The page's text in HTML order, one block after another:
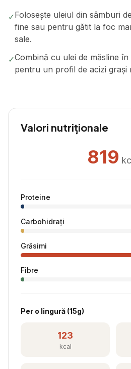
✓Folosește uleiul din sâmburi
fine sau pentru gătit la foc
sale.
✓Combină cu ulei de măsline în
pentru un profil de acizi grași
Valori nutriționale
819
Proteine
Carbohidrați
Grăsimi
Fibre
Per o lingură (15g)
123
kcal